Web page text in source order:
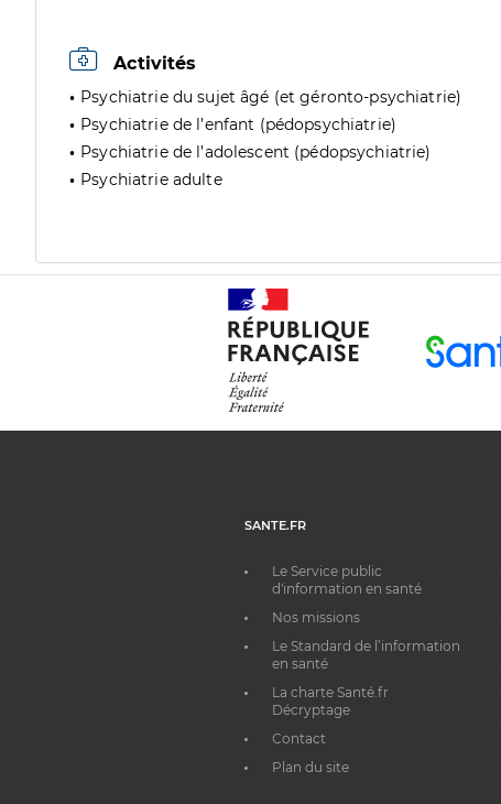
Activités
Psychiatrie du sujet âgé (et géronto-psychiatrie)
Psychiatrie de l’enfant (pédopsychiatrie)
Psychiatrie de l’adolescent (pédopsychiatrie)
Psychiatrie adulte
SANTE.FR
Le Service public
d'information en santé
Nos missions
Le Standard de l’information
en santé
La charte Santé.fr
Décryptage
Contact
Plan du site